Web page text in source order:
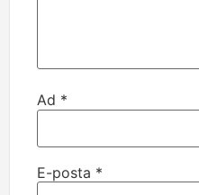
Ad *
E-posta *